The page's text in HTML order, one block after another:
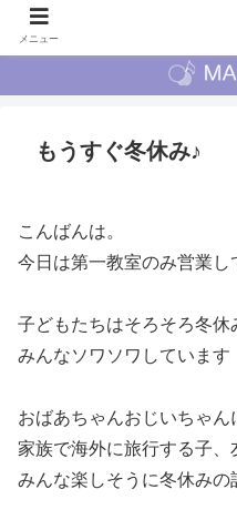
もうすぐ冬休み♪
こんばんは。
今日は第一教室のみ営業し
子どもたちはそろそろ冬休
みんなソワソワしています
おばあちゃんおじいちゃん
家族で海外に旅行する子
みんな楽しそうに冬休み
メニュー